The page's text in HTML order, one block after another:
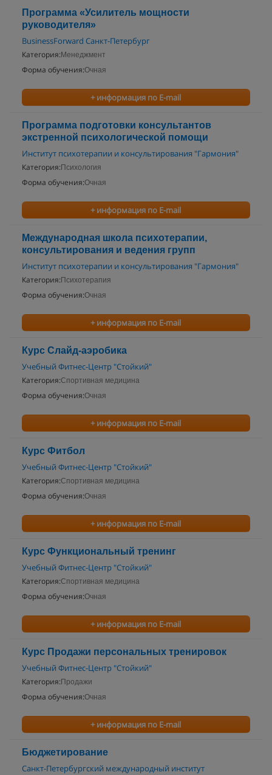
Программа «Усилитель мощности
руководителя»
BusinessForward Санкт-Петербург
Категория: Менеджмент
Форма обучения:Очная
+ информация по E-mail
Программа подготовки консультантов
экстренной психологической помощи
Институт психотерапии и консультирования "Гармония"
Категория: Психология
Форма обучения:Очная
+ информация по E-mail
Международная школа психотерапии,
консультирования и ведения групп
Институт психотерапии и консультирования "Гармония"
Категория: Психотерапия
Форма обучения:Очная
+ информация по E-mail
Курс Слайд-аэробика
Учебный Фитнес-Центр "Стойкий"
Категория:Спортивная медицина
Форма обучения:Очная
+ информация по E-mail
Курс Фитбол
Учебный Фитнес-Центр "Стойкий"
Категория:Спортивная медицина
Форма обучения:Очная
+ информация по E-mail
Курс Функциональный тренинг
Учебный Фитнес-Центр "Стойкий"
Категория:Спортивная медицина
Форма обучения:Очная
+ информация по E-mail
Курс Продажи персональных тренировок
Учебный Фитнес-Центр "Стойкий"
Категория: Продажи
Форма обучения:Очная
+ информация по E-mail
Бюджетирование
Санкт-Петербургский международный институт